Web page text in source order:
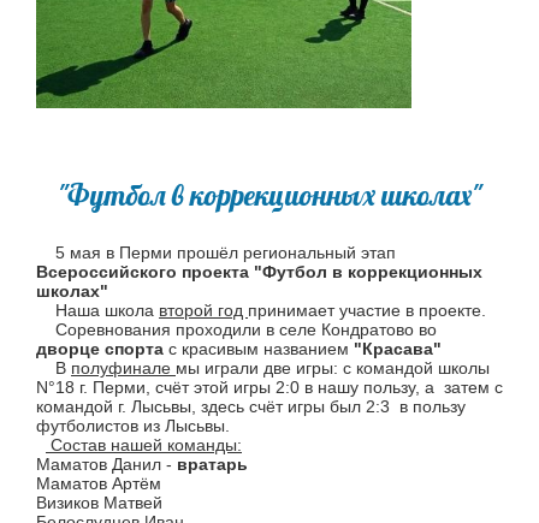
"Футбол в коррекционных школах"
5 мая в Перми прошёл региональный этап
Всероссийского проекта "Футбол в коррекционных
школах"
Наша школа второй год принимает участие в проекте.
Соревнования проходили в селе Кондратово во
дворце спорта с красивым названием "Красава"
В полуфинале мы играли две игры: с командой школы
N°18 г. Перми, счёт этой игры 2:0 в нашу пользу, а затем с
командой г. Лысьвы, здесь счёт игры был 2:3 в пользу
футболистов из Лысьвы.
Состав нашей команды:
Маматов Данил - вратарь
Маматов Артём
Визиков Матвей